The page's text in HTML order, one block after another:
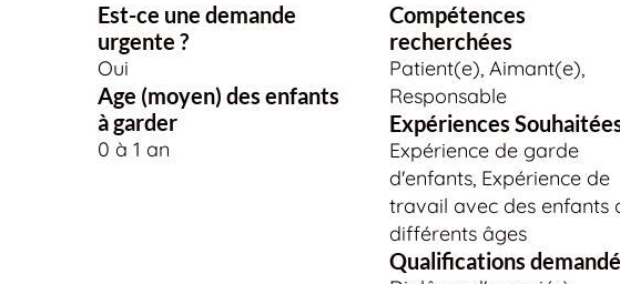
Est-ce une demande
urgente ?
Oui
Age (moyen) des enfants
à garder
0 à 1 an
Compétences
recherchées
Patient(e), Aimant(e),
Responsable
Expériences
Expérience de garde
d'enfants, Expérience de
travail avec des enfants
différents âges
Qualifications